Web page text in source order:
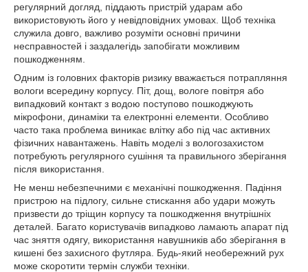
регулярний догляд, піддають пристрій ударам або
використовують його у невідповідних умовах. Щоб техніка
служила довго, важливо розуміти основні причини
несправностей і заздалегідь запобігати можливим
пошкодженням.
Одним із головних факторів ризику вважається потрапляння
вологи всередину корпусу. Піт, дощ, вологе повітря або
випадковий контакт з водою поступово пошкоджують
мікрофони, динаміки та електронні елементи. Особливо
часто така проблема виникає влітку або під час активних
фізичних навантажень. Навіть моделі з вологозахистом
потребують регулярного сушіння та правильного зберігання
після використання.
Не менш небезпечними є механічні пошкодження. Падіння
пристрою на підлогу, сильне стискання або удари можуть
призвести до тріщин корпусу та пошкодження внутрішніх
деталей. Багато користувачів випадково ламають апарат під
час зняття одягу, використання навушників або зберігання в
кишені без захисного футляра. Будь-який необережний рух
може скоротити термін служби техніки.